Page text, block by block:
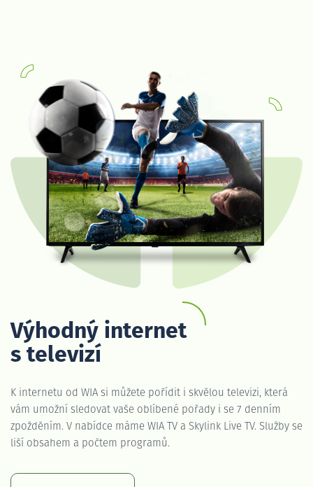
Výhodný internet
s televizí
K internetu od WIA si můžete pořídit i skvělou televizi, která
vám umožní sledovat vaše oblíbené pořady i se 7 denním
zpožděním. V nabídce máme WIA TV a Skylink Live TV. Služby se
liší obsahem a počtem programů.